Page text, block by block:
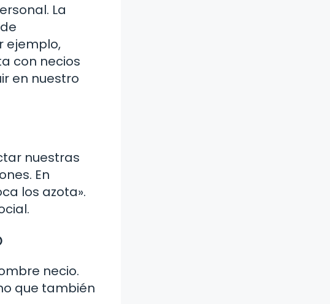
La
ejemplo,
con necios
en nuestro
nuestras
En
los azota».
necio.
que también